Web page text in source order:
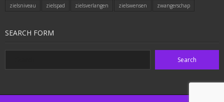
zielsniveau
zielspad zielsverlangen zielswensen zwangerschap
SEARCH FORM